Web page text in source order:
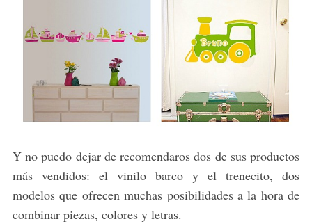
Y no puedo dejar de recomendaros dos de sus productos
más vendidos: el vinilo barco y el trenecito, dos
modelos que ofrecen muchas posibilidades a la hora de
combinar piezas, colores y letras.